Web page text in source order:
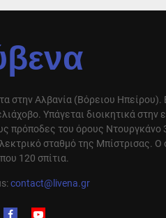
στην Αλβανία (Βόρειου Ηπείρου).
Υπάγεται διοικητικά στην
πρόποδες του όρους
σταθμό της Μπίστρισας. Ο
120 σπίτια.
contact@livena.gr